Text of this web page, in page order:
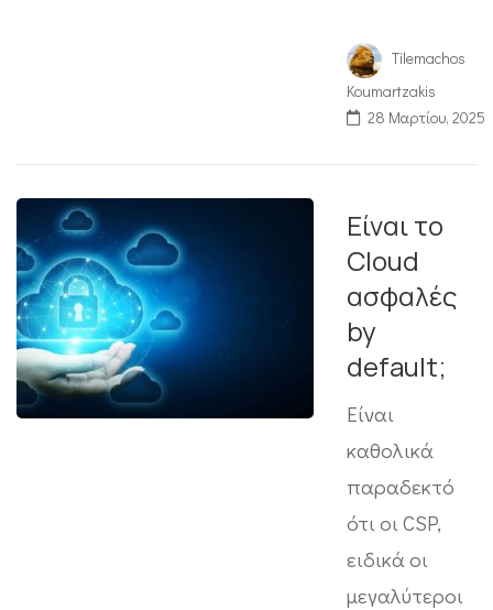
Tilemachos
Koumartzakis
28 Μαρτίου, 2025
Είναι το
Cloud
ασφαλές
by
default;
Είναι
καθολικά
παραδεκτό
ότι οι CSP,
ειδικά οι
μεγαλύτεροι